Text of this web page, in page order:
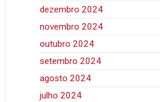
dezembro 2024
novembro 2024
outubro 2024
setembro 2024
agosto 2024
julho 2024